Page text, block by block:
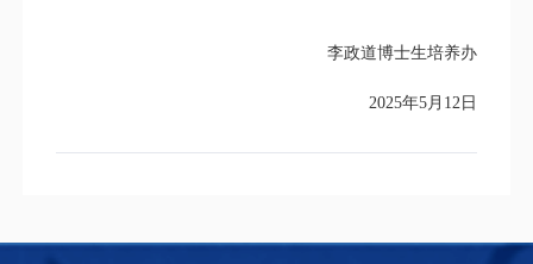
李政道博士生培养办
2025年5月 12 日